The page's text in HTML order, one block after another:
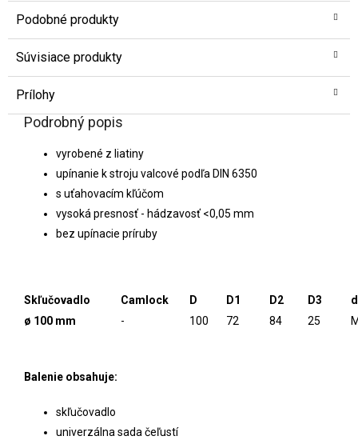
Podobné produkty
Súvisiace produkty
Prílohy
Podrobný popis
vyrobené z liatiny
upínanie k stroju valcové podľa DIN 6350
s uťahovacím kľúčom
vysoká presnosť - hádzavosť <0,05 mm
bez upínacie príruby
Skľučovadlo Camlock D D1 D2 D3
d
ø 100 mm
- 100 72 84 25
Balenie obsahuje:
skľučovadlo
univerzálna sada čeľustí